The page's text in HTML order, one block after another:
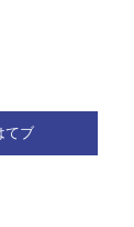
てブ